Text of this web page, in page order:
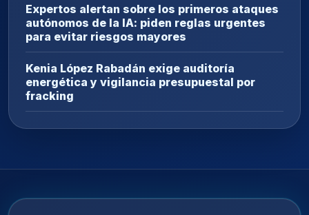
Expertos alertan sobre los primeros ataques
autónomos de la IA: piden reglas urgentes
para evitar riesgos mayores
Kenia López Rabadán exige auditoría
energética y vigilancia presupuestal por
fracking